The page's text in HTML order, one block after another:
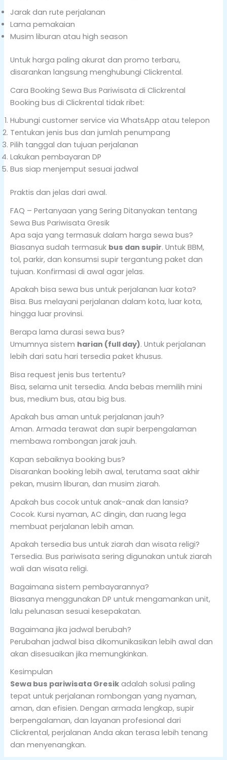
Jarak dan rute perjalanan
Lama pemakaian
Musim liburan atau high season
Untuk harga paling akurat dan promo terbaru,
disarankan langsung menghubungi Clickrental.
Cara Booking Sewa Bus Pariwisata di Clickrental
Booking bus di Clickrental tidak ribet:
Hubungi customer service via WhatsApp atau telepon
Tentukan jenis bus dan jumlah penumpang
Pilih tanggal dan tujuan perjalanan
Lakukan pembayaran DP
Bus siap menjemput sesuai jadwal
Praktis dan jelas dari awal.
FAQ – Pertanyaan yang Sering Ditanyakan tentang
Sewa Bus Pariwisata Gresik
Apa saja yang termasuk dalam harga sewa bus?
Biasanya sudah termasuk bus dan supir. Untuk BBM,
tol, parkir, dan konsumsi supir tergantung paket dan
tujuan. Konfirmasi di awal agar jelas.
Apakah bisa sewa bus untuk perjalanan luar kota?
Bisa. Bus melayani perjalanan dalam kota, luar kota,
hingga luar provinsi.
Berapa lama durasi sewa bus?
Umumnya sistem harian (full day). Untuk perjalanan
lebih dari satu hari tersedia paket khusus.
Bisa request jenis bus tertentu?
Bisa, selama unit tersedia. Anda bebas memilih mini
bus, medium bus, atau big bus.
Apakah bus aman untuk perjalanan jauh?
Aman. Armada terawat dan supir berpengalaman
membawa rombongan jarak jauh.
Kapan sebaiknya booking bus?
Disarankan booking lebih awal, terutama saat akhir
pekan, musim liburan, dan musim ziarah.
Apakah bus cocok untuk anak-anak dan lansia?
Cocok. Kursi nyaman, AC dingin, dan ruang lega
membuat perjalanan lebih aman.
Apakah tersedia bus untuk ziarah dan wisata religi?
Tersedia. Bus pariwisata sering digunakan untuk ziarah
wali dan wisata religi.
Bagaimana sistem pembayarannya?
Biasanya menggunakan DP untuk mengamankan unit,
lalu pelunasan sesuai kesepakatan.
Bagaimana jika jadwal berubah?
Perubahan jadwal bisa dikomunikasikan lebih awal dan
akan disesuaikan jika memungkinkan.
Kesimpulan
Sewa bus pariwisata Gresikadalah solusi paling
tepat untuk perjalanan rombongan yang nyaman,
aman, dan efisien. Dengan armada lengkap, supir
berpengalaman, dan layanan profesional dari
Clickrental, perjalanan Anda akan terasa lebih tenang
dan menyenangkan.